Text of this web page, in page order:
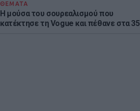
ΘΕΜΑΤΑ
Η μούσα του σουρεαλισμού που
κατέκτησε τη Vogue και πέθανε στα 35